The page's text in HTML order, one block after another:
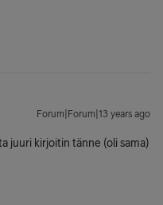
Forum|Forum|13 years ago
juuri kirjoitin tänne (oli sama)